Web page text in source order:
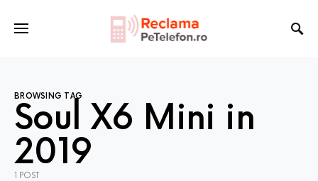
BROWSING TAG
Soul X6 Mini in
2019
1 POST